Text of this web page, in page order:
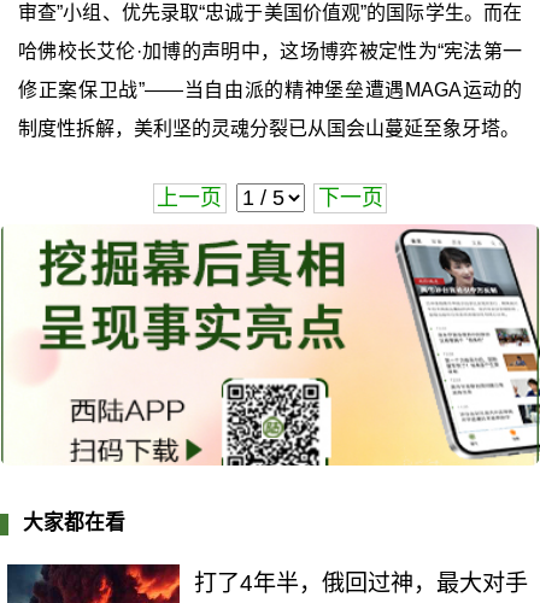
审查”小组、优先录取“忠诚于美国价值观”的国际学生。而在
哈佛校长艾伦·加博的声明中，这场博弈被定性为“宪法第一
修正案保卫战”——当自由派的精神堡垒遭遇MAGA运动的
制度性拆解，美利坚的灵魂分裂已从国会山蔓延至象牙塔。
上一页 下一页
大家都在看
打了4年半，俄回过神，最大对手